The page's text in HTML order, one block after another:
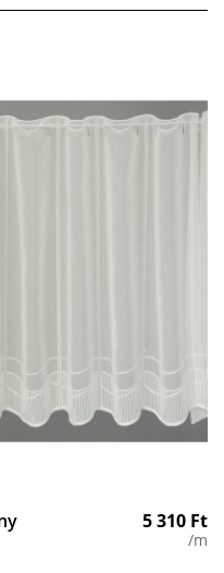
5 310 Ft
/m